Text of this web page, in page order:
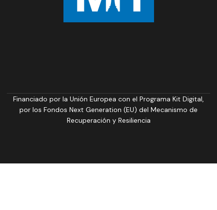
Financiado por la Unión Europea con el Programa Kit Digital,
por los Fondos Next Generation (EU) del Mecanismo de
Recuperación y Resiliencia